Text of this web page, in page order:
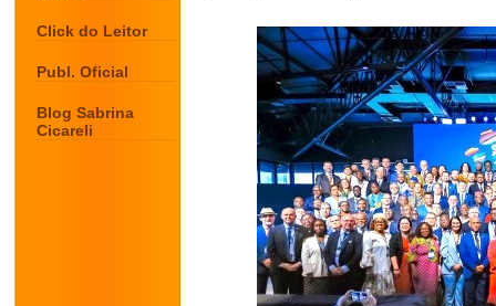
Click do Leitor
Publ. Oficial
Blog Sabrina
Cicareli